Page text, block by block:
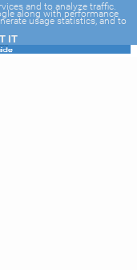
and to analyze traffic.
along with performance
usage statistics, and to
IT